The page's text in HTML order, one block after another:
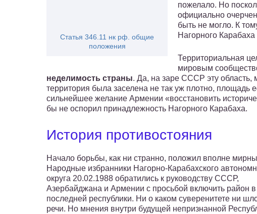
Статья 346.11 нк рф. общие
положения
пожелало. Но
официально
быть не могло. К
Нагорного
Территориальная
мировым
неделимость страны. Да, на заре СССР эту область,
территория была заселена не так уж плотно, площадь
сильнейшее желание Армении «восстановить
бы не оспорил принадлежность Нагорного Карабаха.
История противостояния
Начало борьбы, как ни странно, положил вполне
Народные избранники Нагорно-Карабахского
округа 20.02.1988 обратились к руководству СССР,
Азербайджана и Армении с просьбой включить район в
последней республики. Ни о каком суверенитете ни
речи. Но мнения внутри будущей непризнанной